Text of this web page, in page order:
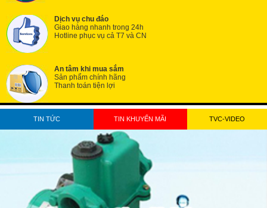
Dịch vụ chu đáo
Giao hàng nhanh trong 24h
Hotline phục vụ cả T7 và CN
An tâm khi mua sắm
Sản phẩm chính hãng
Thanh toán tiện lợi
TIN TỨC TIN KHUYẾN MÃI TVC-VIDEO